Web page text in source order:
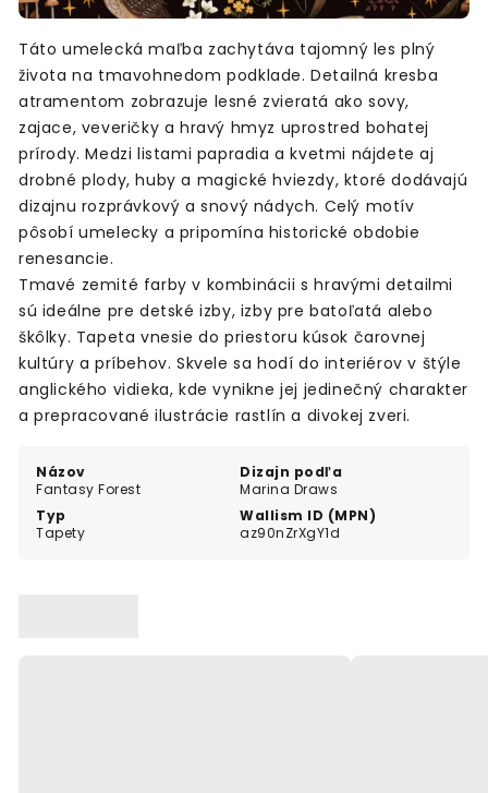
Názov
Fantasy Forest
Dizajn podľa
Marina Draws
Typ
Tapety
Wallism ID (MPN)
az90nZrXgY1d
Táto umelecká maľba zachytáva tajomný les plný
života na tmavohnedom podklade. Detailná kresba
atramentom zobrazuje lesné zvieratá ako sovy,
zajace, veveričky a hravý hmyz uprostred bohatej
prírody. Medzi listami papradia a kvetmi nájdete aj
drobné plody, huby a magické hviezdy, ktoré dodávajú
dizajnu rozprávkový a snový nádych. Celý motív
pôsobí umelecky a pripomína historické obdobie
renesancie.
Tmavé zemité farby v kombinácii s hravými detailmi
sú ideálne pre detské izby, izby pre batoľatá alebo
škôlky. Tapeta vnesie do priestoru kúsok čarovnej
kultúry a príbehov. Skvele sa hodí do interiérov v štýle
anglického vidieka, kde vynikne jej jedinečný charakter
a prepracované ilustrácie rastlín a divokej zveri.